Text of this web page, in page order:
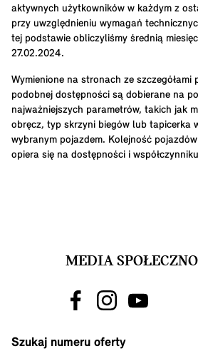
aktywnych użytkowników w każdym z
przy uwzględnieniu wymagań
tej podstawie obliczyliśmy średnią
27.02.2024.
Wymienione na stronach ze szczegółami
podobnej dostępności są dobierane na
najważniejszych parametrów, takich jak
obręcz, typ skrzyni biegów lub tapicerka
wybranym pojazdem. Kolejność
opiera się na dostępności i
MEDIA
Szukaj numeru oferty